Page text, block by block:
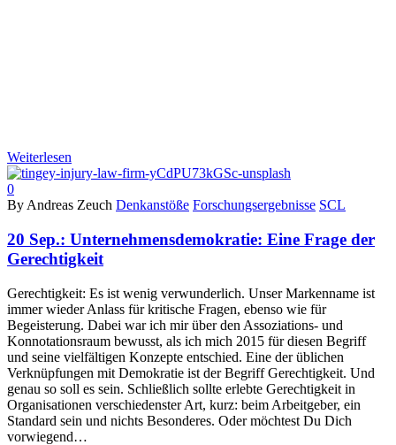
Weiterlesen
0
By Andreas Zeuch Denkanstöße Forschungsergebnisse SCL
20 Sep.: Unternehmensdemokratie: Eine Frage der
Gerechtigkeit
Gerechtigkeit: Es ist wenig verwunderlich. Unser Markenname ist
immer wieder Anlass für kritische Fragen, ebenso wie für
Begeisterung. Dabei war ich mir über den Assoziations- und
Konnotationsraum bewusst, als ich mich 2015 für diesen Begriff
und seine vielfältigen Konzepte entschied. Eine der üblichen
Verknüpfungen mit Demokratie ist der Begriff Gerechtigkeit. Und
genau so soll es sein. Schließlich sollte erlebte Gerechtigkeit in
Organisationen verschiedenster Art, kurz: beim Arbeitgeber, ein
Standard sein und nichts Besonderes. Oder möchtest Du Dich
vorwiegend…